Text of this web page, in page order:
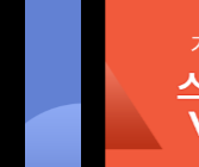
세
기업의